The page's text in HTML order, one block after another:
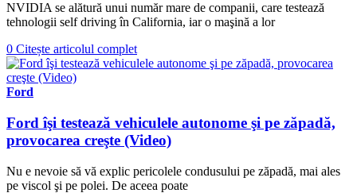
NVIDIA se alătură unui număr mare de companii, care testează
tehnologii self driving în California, iar o maşină a lor
0 Citește articolul complet
Ford
Ford îşi testează vehiculele autonome şi pe zăpadă,
provocarea creşte (Video)
Nu e nevoie să vă explic pericolele condusului pe zăpadă, mai ales
pe viscol şi pe polei. De aceea poate